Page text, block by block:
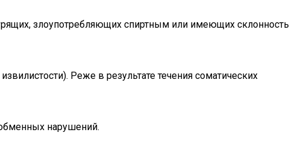
злоупотребляющих спиртным или имеющих склонность
Реже в результате течения соматических
нарушений.